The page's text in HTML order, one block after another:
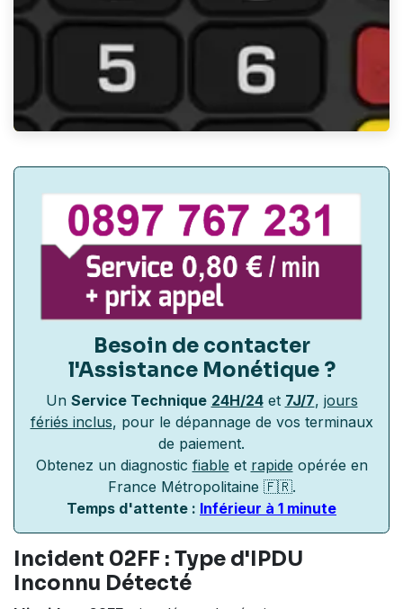
Besoin de contacter
l'Assistance Monétique?
Un Service Technique 24H/24et 7J/7, jours
fériés inclus, pour le dépannage de vos terminaux
de paiement.
Obtenez un diagnostic fiable et rapide opérée en
France Métropolitaine 🇫🇷.
Temps d'attente : Inférieur à 1 minute
Incident 02FF : Type d'IPDU
Inconnu Détecté